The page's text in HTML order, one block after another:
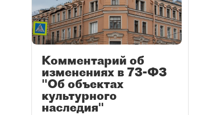
Комментарий об
изменениях в 73-ФЗ
"Об объектах
культурного
наследия"